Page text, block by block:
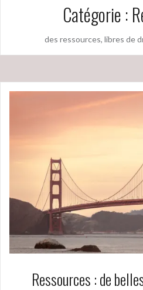
Catégorie :
des ressources, libres de
Ressources : de